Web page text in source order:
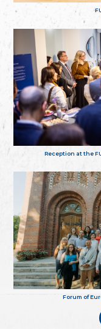
Reception at the
Forum of